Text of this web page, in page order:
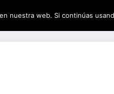
nuestra web. Si continúas